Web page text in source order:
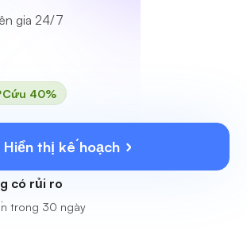
gia 24/7
Cứu 40%
Hiển thị kế hoạch
có rủi ro
trong 30 ngày